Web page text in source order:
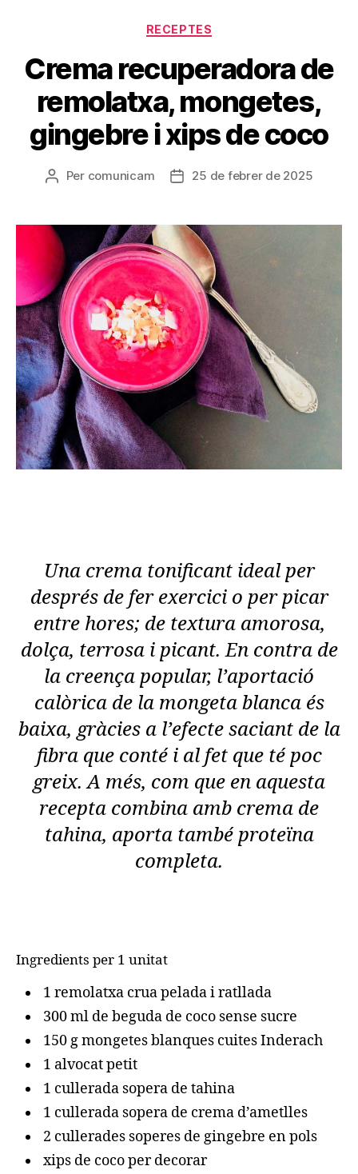
Categories
RECEPTES
Crema recuperadora de
remolatxa, mongetes,
gingebre i xips de coco
Autor
Per comunicam
Data25 de febrer de 2025
Una crema tonificant ideal per
després de fer exercici o per picar
entre hores; de textura amorosa,
dolça, terrosa i picant. En contra de
la creença popular, l’aportació
calòrica de la mongeta blanca és
baixa, gràcies a l’efecte saciant de la
fibra que conté i al fet que té poc
greix. A més, com que en aquesta
recepta combina amb crema de
tahina, aporta també proteïna
completa.
Ingredients per 1 unitat
1 remolatxa crua pelada i ratllada
300 ml de beguda de coco sense sucre
150 g mongetes blanques cuites Inderach
1 alvocat petit
1 cullerada sopera de tahina
1 cullerada sopera de crema d’ametlles
2 cullerades soperes de gingebre en pols
xips de coco per decorar